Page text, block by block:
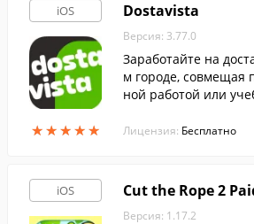
iOS
★★★★★
★★★★★
Dostavista
Версия: 3.77.0
Заработайте на
м городе, совмещая
ной работой или
порт.
Лицензия: Бесплатно
iOS Cut the Rope 2
Версия: 1.17.2